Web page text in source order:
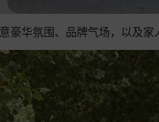
豪华氛围、品牌气场，以及